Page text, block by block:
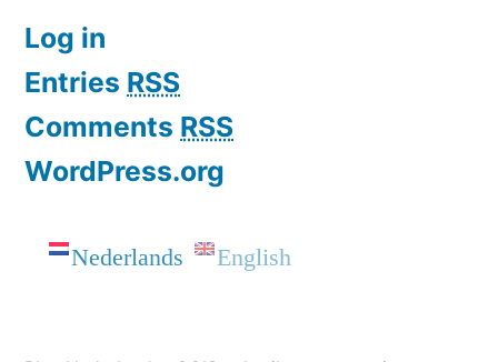
Log in
Entries RSS
Comments RSS
WordPress.org
Nederlands English